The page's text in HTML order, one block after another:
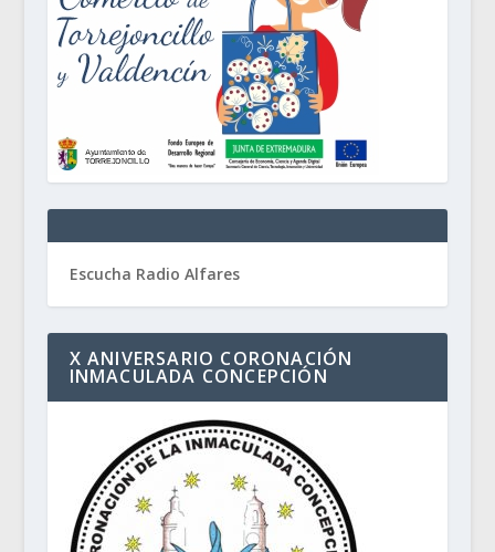
Escucha Radio Alfares
X ANIVERSARIO CORONACIÓN
INMACULADA CONCEPCIÓN